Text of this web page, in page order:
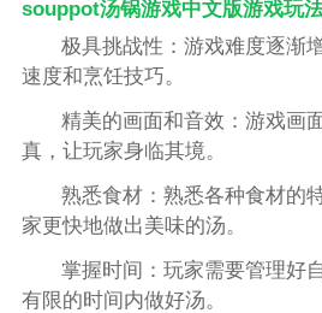
souppot汤锅游戏中文版游戏玩
极具挑战性：游戏难度逐渐
速度和烹饪技巧。
精美的画面和音效：游戏画
真，让玩家身临其境。
熟悉食材：熟悉各种食材的
家更快地做出美味的汤。
掌握时间：玩家需要管理好
有限的时间内做好汤。